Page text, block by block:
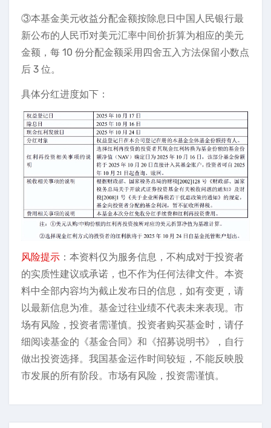
③本基金美元收益分配金额按除息日中国人民银行最
新公布的人民币对美元汇率中间价折算为相应的美元
金额，每 10 份分配金额采用四舍五入方法保留小数点
后 3 位。
具体分红进度如下：
风险提示 ：本资料仅为服务信息，不构成对于投资者
的实质性建议或承诺，也不作为任何法律文件。本资
料中全部内容均为截止发布日的信息，如有变更，请
以最新信息为准。基金过往业绩不代表未来表现。市
场有风险，投资者需谨慎。投资者购买基金时，请仔
细阅读基金的《基金合同》和《招募说明书》，自行
做出投资选择。我国基金运作时间较短，不能反映股
市发展的所有阶段。市场有风险，投资需谨慎。